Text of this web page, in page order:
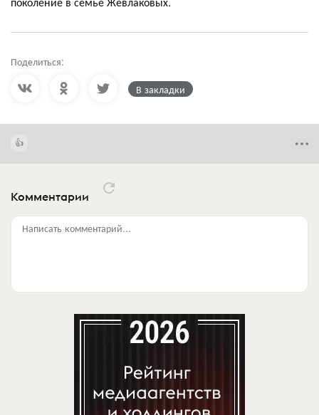
Поделиться:
В закладки
Комментарии
Написать комментарий...